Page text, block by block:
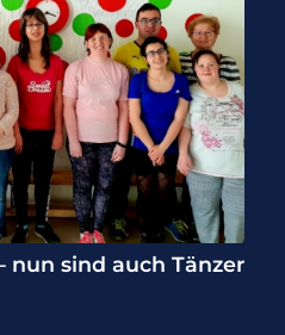
nun sind auch Tänzer